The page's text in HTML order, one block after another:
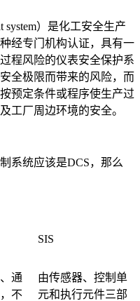
system）是化工安全生产
经专门机构认证，具有一
程风险的仪表安全保护系
全极限而带来的风险，而
预定条件或程序使生产过
工厂周边环境的安全。
系统应该是DCS，那么
SIS
通
不
由传感器、控制单
元和执行元件三部